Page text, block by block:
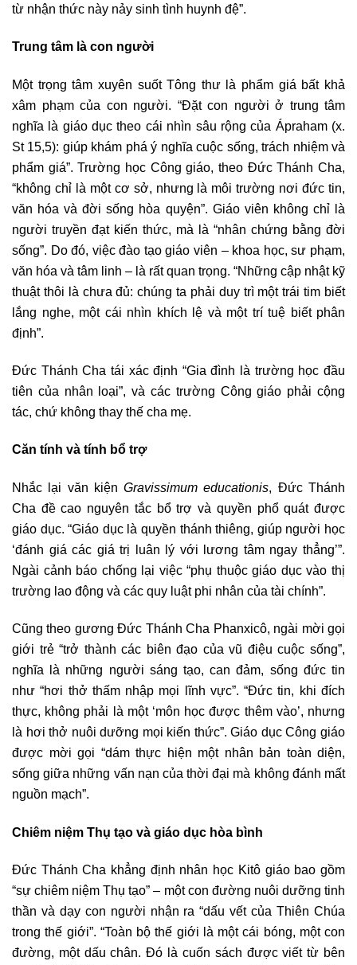
từ nhận thức này nảy sinh tình huynh đệ”.
Trung tâm là con người
Một trọng tâm xuyên suốt Tông thư là phẩm giá bất khả
xâm phạm của con người. “Đặt con người ở trung tâm
nghĩa là giáo dục theo cái nhìn sâu rộng của Ápraham (x.
St 15,5): giúp khám phá ý nghĩa cuộc sống, trách nhiệm và
phẩm giá”. Trường học Công giáo, theo Đức Thánh Cha,
“không chỉ là một cơ sở, nhưng là môi trường nơi đức tin,
văn hóa và đời sống hòa quyện”. Giáo viên không chỉ là
người truyền đạt kiến thức, mà là “nhân chứng bằng đời
sống”. Do đó, việc đào tạo giáo viên – khoa học, sư phạm,
văn hóa và tâm linh – là rất quan trọng. “Những cập nhật kỹ
thuật thôi là chưa đủ: chúng ta phải duy trì một trái tim biết
lắng nghe, một cái nhìn khích lệ và một trí tuệ biết phân
định”.
Đức Thánh Cha tái xác định “Gia đình là trường học đầu
tiên của nhân loại”, và các trường Công giáo phải cộng
tác, chứ không thay thế cha mẹ.
Căn tính và tính bổ trợ
Nhắc lại văn kiệnGravissimum educationis, Đức Thánh
Cha đề cao nguyên tắc bổ trợ và quyền phổ quát được
giáo dục. “Giáo dục là quyền thánh thiêng, giúp người học
‘đánh giá các giá trị luân lý với lương tâm ngay thẳng’”.
Ngài cảnh báo chống lại việc “phụ thuộc giáo dục vào thị
trường lao động và các quy luật phi nhân của tài chính”.
Cũng theo gương Đức Thánh Cha Phanxicô, ngài mời gọi
giới trẻ “trở thành các biên đạo của vũ điệu cuộc sống”,
nghĩa là những người sáng tạo, can đảm, sống đức tin
như “hơi thở thấm nhập mọi lĩnh vực”. “Đức tin, khi đích
thực, không phải là một ‘môn học được thêm vào’, nhưng
là hơi thở nuôi dưỡng mọi kiến thức”. Giáo dục Công giáo
được mời gọi “dám thực hiện một nhân bản toàn diện,
sống giữa những vấn nạn của thời đại mà không đánh mất
nguồn mạch”.
Chiêm niệm Thụ tạo và giáo dục hòa bình
Đức Thánh Cha khẳng định nhân học Kitô giáo bao gồm
“sự chiêm niệm Thụ tạo” – một con đường nuôi dưỡng tinh
thần và dạy con người nhận ra “dấu vết của Thiên Chúa
trong thế giới”. “Toàn bộ thế giới là một cái bóng, một con
đường, một dấu chân. Đó là cuốn sách được viết từ bên